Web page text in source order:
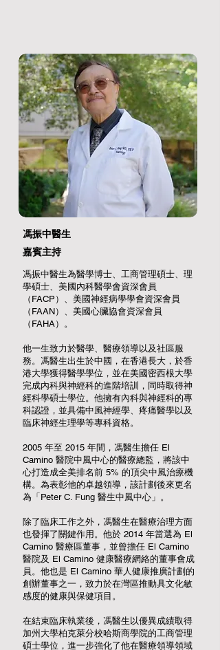
馮振中醫生
嘉賓主持
馮振中醫生為醫學博士、工商管理碩士、理
學碩士、美國內科醫學會資深會員
（FACP）、美國神經病學學會資深會員
（FAAN）、美國心臟協會資深會員
（FAHA）。
他一生致力於醫學、醫療領導以及社區服
務。馮醫生出生於中國，在香港長大，於香
港大學獲得醫學學位，並在美國密西根大學
完成內科與神經科的進階培訓，同時取得神
經科學碩士學位。他擁有內科與神經科的專
科認證，並具備中風神經學、疼痛醫學以及
臨床神經生理學等專科資格。
2005 年至 2015 年間，馮醫生擔任 El
Camino 醫院中風中心的醫療總監，將該中
心打造成全美排名前 5% 的頂尖中風治療機
構。為表彰他的卓越領導，該計劃後來更名
為「Peter C. Fung 醫生中風中心」。
除了臨床工作之外，馮醫生在醫療治理方面
也發揮了關鍵作用。他於 2014 年當選為 El
Camino 醫療區董事，並曾擔任 El Camino
醫院及 El Camino 健康醫療網絡的董事會成
員。他也是 El Camino 華人健康推廣計劃的
創辦董事之一，致力於在灣區推動具文化敏
感度的健康與保健項目。
在結束臨床執業後，馮醫生以優異成績取得
加州大學柏克萊分校哈斯商學院的工商管理
碩士學位，進一步強化了他在醫療領導領域